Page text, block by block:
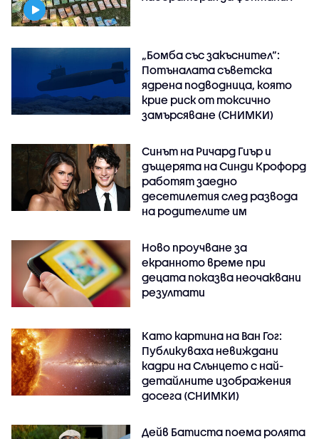
„Бомба със закъснител“:
Потъналата съветска
ядрена подводница, която
крие риск от токсично
замърсяване (СНИМКИ)
Синът на Ричард Гиър и
дъщерята на Синди Крофорд
работят заедно
десетилетия след развода
на родителите им
Ново проучване за
екранното време при
децата показва неочаквани
резултати
Като картина на Ван Гог:
Публикуваха невиждани
кадри на Слънцето с най-
детайлните изображения
досега (СНИМКИ)
Дейв Батиста поема ролята